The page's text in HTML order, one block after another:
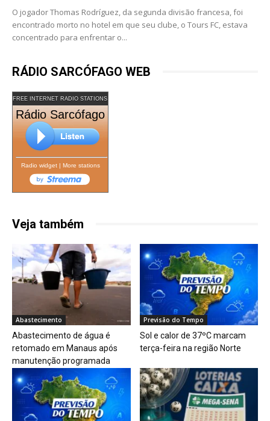
O jogador Thomas Rodríguez, da segunda divisão francesa, foi
encontrado morto no hotel em que seu clube, o Tours FC, estava
concentrado para enfrentar o...
RÁDIO SARCÓFAGO WEB
FREE INTERNET RADIO STATIONS
Rádio Sarcófago
Radio widget| More stations
Veja também
Abastecimento
Abastecimento de água é
retomado em Manaus após
manutenção programada
Previsão do Tempo
Sol e calor de 37ºC marcam
terça-feira na região Norte